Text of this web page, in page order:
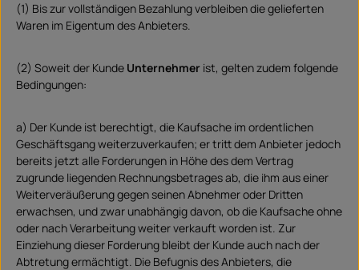
(1) Bis zur vollständigen Bezahlung verbleiben die gelieferten
Waren im Eigentum des Anbieters.
(2) Soweit der Kunde Unternehmer ist, gelten zudem folgende
Bedingungen:
a) Der Kunde ist berechtigt, die Kaufsache im ordentlichen
Geschäftsgang weiterzuverkaufen; er tritt dem Anbieter jedoch
bereits jetzt alle Forderungen in Höhe des dem Vertrag
zugrunde liegenden Rechnungsbetrages ab, die ihm aus einer
Weiterveräußerung gegen seinen Abnehmer oder Dritten
erwachsen, und zwar unabhängig davon, ob die Kaufsache ohne
oder nach Verarbeitung weiter verkauft worden ist. Zur
Einziehung dieser Forderung bleibt der Kunde auch nach der
Abtretung ermächtigt. Die Befugnis des Anbieters, die